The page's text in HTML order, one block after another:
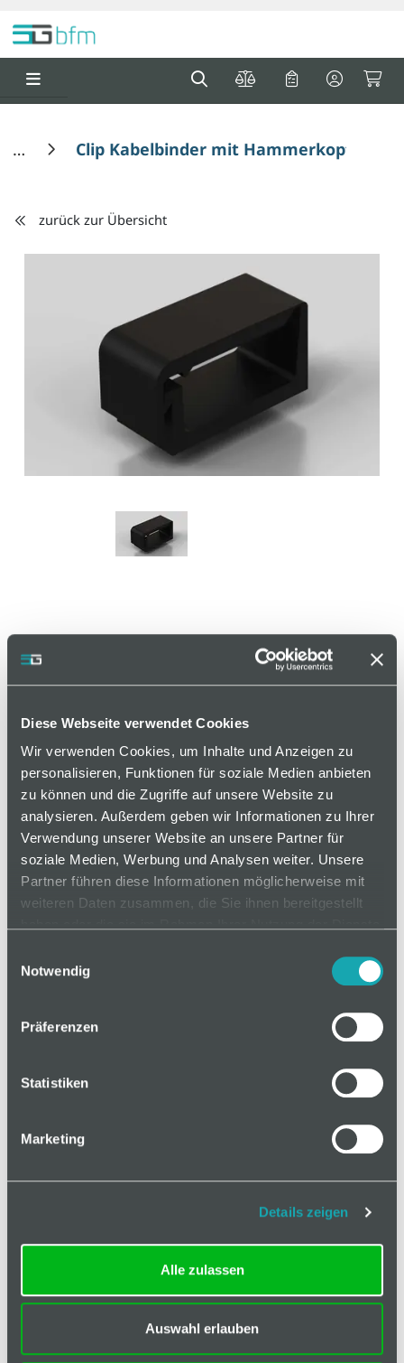
Diese Webseite verwendet Cookies
Wir verwenden Cookies, um Inhalte und Anzeigen zu
personalisieren, Funktionen für soziale Medien anbieten
zu können und die Zugriffe auf unsere Website zu
analysieren. Außerdem geben wir Informationen zu Ihrer
Verwendung unserer Website an unsere Partner für
soziale Medien, Werbung und Analysen weiter. Unsere
Partner führen diese Informationen möglicherweise mit
weiteren Daten zusammen, die Sie ihnen bereitgestellt
Notwendig
Präferenzen
Statistiken
Marketing
Details zeigen
Alle zulassen
Auswahl erlauben
Clip Kabelbinder mit Hammerkopf
zurück zur Übersicht
Clip Kabelbinder mit
Hammerkopf
Artikelnummer 120000468 / Alte Materialnummer:
255400104
Zur Befestigung von Kabeln am Profil, ohne
zusätzliche Kabelbinder, wiederverschließbar.
auf Anfrage
Mindestbestellmenge: 1
In den Warenkorb
nein
Geeignet für Nut 8